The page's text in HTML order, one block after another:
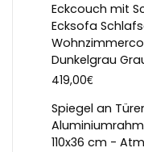
Eckcouch mit
Ecksofa
Dunkelgrau
419,00€
Spiegel an
110x36 cm -